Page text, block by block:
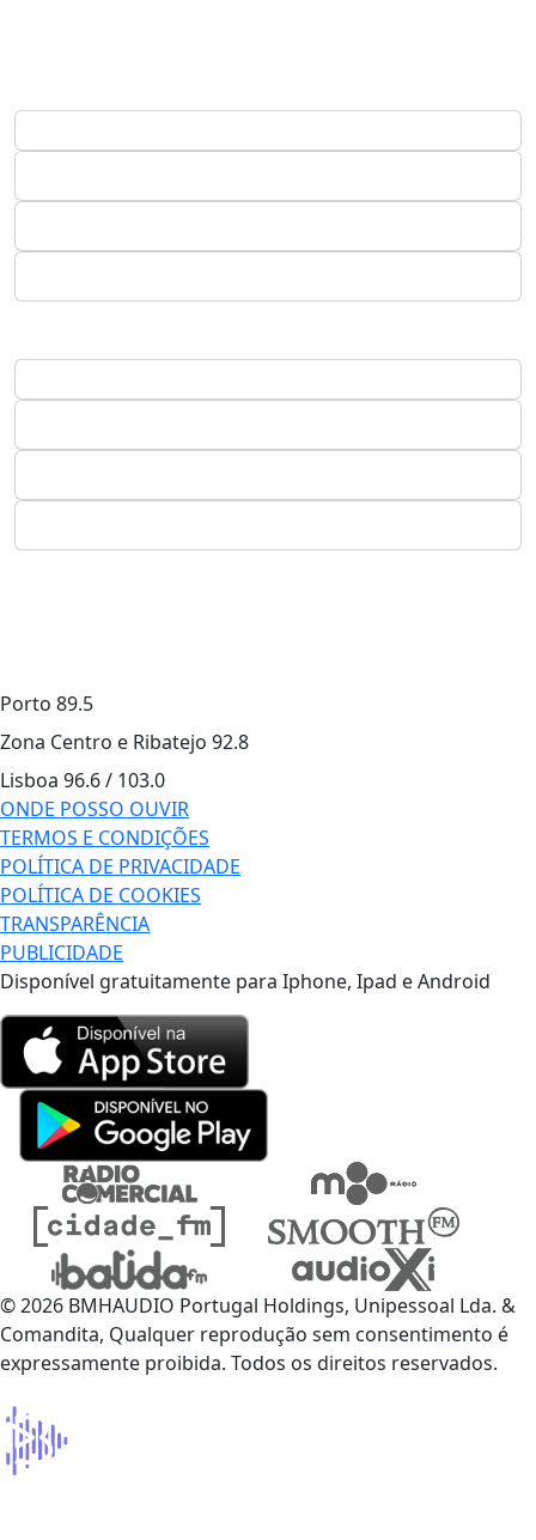
Porto 89.5
Zona Centro e Ribatejo 92.8
Lisboa 96.6 / 103.0
ONDE POSSO OUVIR
TERMOS E CONDIÇÕES
POLÍTICA DE PRIVACIDADE
POLÍTICA DE COOKIES
TRANSPARÊNCIA
PUBLICIDADE
Disponível gratuitamente para Iphone, Ipad e Android
© 2026 BMHAUDIO Portugal Holdings, Unipessoal Lda. &
Comandita, Qualquer reprodução sem consentimento é
expressamente proibida. Todos os direitos reservados.